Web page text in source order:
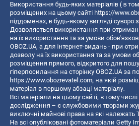
Використання будь-яких матеріалів ( в
розміщених на цьому сайті https://
піддоменах, в будь-якому вигляді суворо
Дозволяється використання при
на їх використання та за умови
OBOZ.UA, а для інтернет-видань - при
дозволу на їх використання та за умови
розміщення прямого, відкритого для
гіперпосилання на сторінку OBOZ.UA за
https://www.obozrevatel.com, на якій
матеріал в першому абзаці матеріалу.
Всі матеріали на цьому сайті, в тому числі
дослідження – є службовими творами
виключні майнові права на які належать
На всі опубліковані фотоматеріали Getty